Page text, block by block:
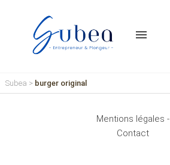
menu
Subea > burger original
Mentions légales -
Contact